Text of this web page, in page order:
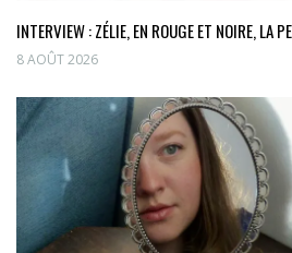
INTERVIEW : ZÉLIE, EN ROUGE ET NOIRE, LA
8 AOÛT 2026